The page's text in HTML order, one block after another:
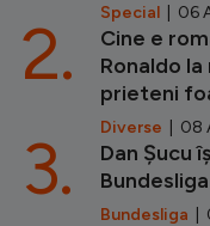
Special | 06
Cine e
Ronaldo
prieteni
Diverse | 08
2.
Dan Șucu
Bundesliga |
3.